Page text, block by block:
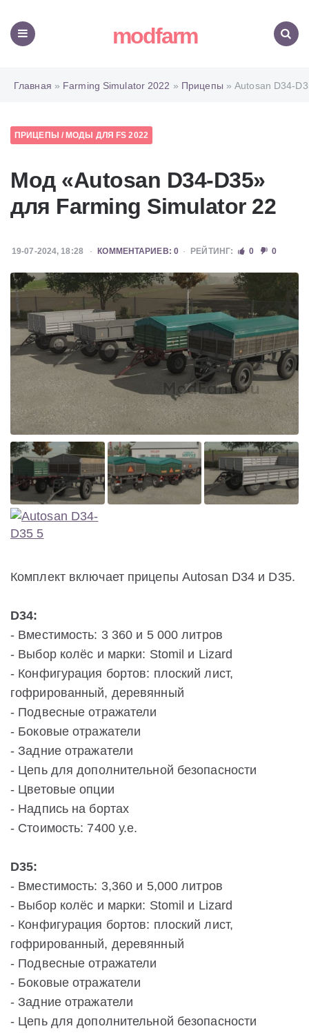
modfarm
Главная » Farming Simulator 2022 » Прицепы » Autosan D34-
ПРИЦЕПЫ / МОДЫ ДЛЯ FS 2022
Мод «Autosan D34-D35»
для Farming Simulator 22
19-07-2024, 18:28 КОММЕНТАРИЕВ: 0 РЕЙТИНГ: 0 0
Комплект включает прицепы Autosan D34 и D35.
D34:
- Вместимость: 3 360 и 5 000 литров
- Выбор колёс и марки: Stomil и Lizard
- Конфигурация бортов: плоский лист,
гофрированный, деревянный
- Подвесные отражатели
- Боковые отражатели
- Задние отражатели
- Цепь для дополнительной безопасности
- Цветовые опции
- Надпись на бортах
- Стоимость: 7400 у.е.
D35:
- Вместимость: 3,360 и 5,000 литров
- Выбор колёс и марки: Stomil и Lizard
- Конфигурация бортов: плоский лист,
гофрированный, деревянный
- Подвесные отражатели
- Боковые отражатели
- Задние отражатели
- Цепь для дополнительной безопасности